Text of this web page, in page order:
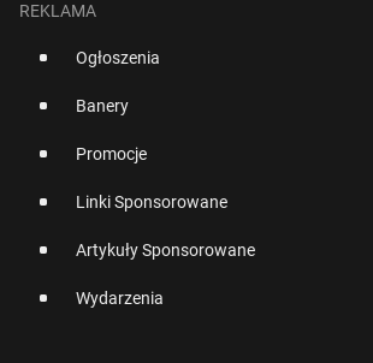
REKLAMA
Ogłoszenia
Banery
Promocje
Linki Sponsorowane
Artykuły Sponsorowane
Wydarzenia